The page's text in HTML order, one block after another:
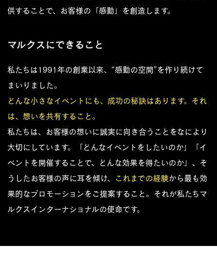
供することで、お客様の「感動」を創造します。
マルクスにできること
私たちは1991年の創業以来、“感動の空間”を作り続けて
まいりました。
どんな小さなイベントにも、成功の秘訣はあります。それ
は、想いを共有すること。
私たちは、お客様の想いに誠実に向き合うことをなにより
大切にしています。「どんなイベントをしたいのか」「イ
ベントを開催することで、どんな効果を得たいのか」、そ
うしたお客様の声に耳を傾け、
これまでの経験から最も効
果的なプロモーションをご提案すること。それが私たちマ
ルクスインターナショナルの使命です。